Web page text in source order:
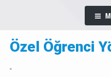
Özel Öğrenci